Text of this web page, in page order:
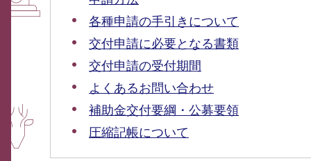
各種申請の手引きについて
交付申請に必要となる書類
交付申請の受付期間
よくあるお問い合わせ
補助金交付要綱・公募要領
圧縮記帳について